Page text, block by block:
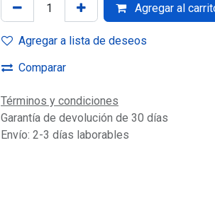
Agregar al
Agregar a lista de deseos
Comparar
Términos y condiciones
Garantía de devolución de 30 días
Envío: 2-3 días laborables